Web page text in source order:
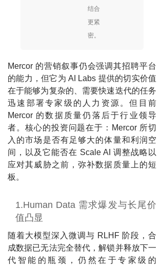
结合
更紧
密。
Mercor 的营销叙事仍会强调其招聘平台
的能力，但它为 AI Labs 提供的切实价值
在于能够为复杂的、需要快速迭代的任务
迅速部署专家级的人力资源。但目前
Mercor 的数据质量仍落后于行业领导
者。核心的投资问题在于：Mercor 所切
入的市场是否有足够大的体量和利润空
间，以及它能否在 Scale AI 调整战略以
应对其威胁之前，弥补数据质量上的短
板。
1.Human Data 需求爆发与长尾价
值凸显
随着大模型深入微调与 RLHF 阶段，合
成数据已无法完全替代，解锁并释放下一
代智能的瓶颈，仍然在于专家级的